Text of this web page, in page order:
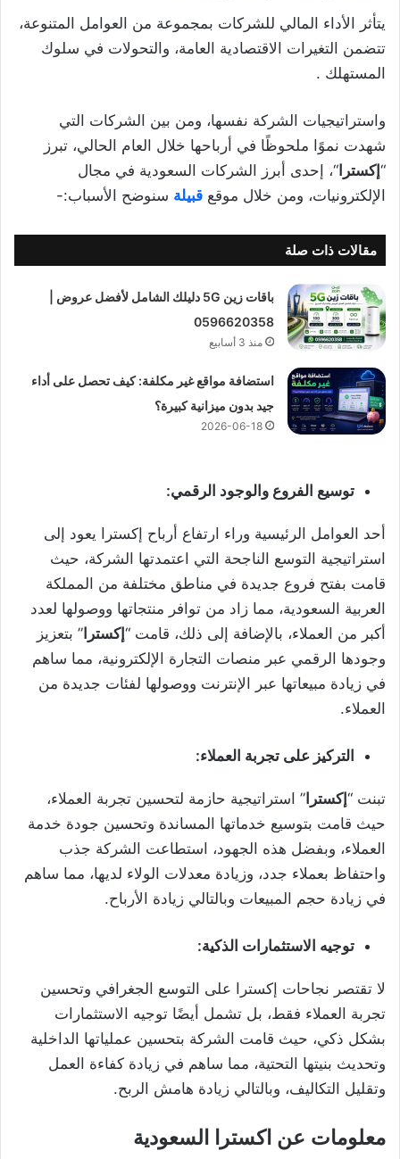
يتأثر الأداء المالي للشركات بمجموعة من العوامل المتنوعة،
تتضمن التغيرات الاقتصادية العامة، والتحولات في سلوك
المستهلك .
واستراتيجيات الشركة نفسها، ومن بين الشركات التي
شهدت نموًا ملحوظًا في أرباحها خلال العام الحالي، تبرز
“إكسترا“، إحدى أبرز الشركات السعودية في مجال
الإلكترونيات، ومن خلال موقع قبيلة سنوضح الأسباب:-
مقالات ذات صلة
باقات زين 5G دليلك الشامل لأفضل عروض |
0596620358
منذ 3 أسابيع
استضافة مواقع غير مكلفة: كيف تحصل على أداء
جيد بدون ميزانية كبيرة؟
2026-06-18
توسيع الفروع والوجود الرقمي:
أحد العوامل الرئيسية وراء ارتفاع أرباح إكسترا يعود إلى
استراتيجية التوسع الناجحة التي اعتمدتها الشركة، حيث
قامت بفتح فروع جديدة في مناطق مختلفة من المملكة
العربية السعودية، مما زاد من توافر منتجاتها ووصولها لعدد
أكبر من العملاء، بالإضافة إلى ذلك، قامت “إكسترا” بتعزيز
وجودها الرقمي عبر منصات التجارة الإلكترونية، مما ساهم
في زيادة مبيعاتها عبر الإنترنت ووصولها لفئات جديدة من
العملاء.
التركيز على تجربة العملاء:
تبنت “إكسترا” استراتيجية حازمة لتحسين تجربة العملاء،
حيث قامت بتوسيع خدماتها المساندة وتحسين جودة خدمة
العملاء، وبفضل هذه الجهود، استطاعت الشركة جذب
واحتفاظ بعملاء جدد، وزيادة معدلات الولاء لديها، مما ساهم
في زيادة حجم المبيعات وبالتالي زيادة الأرباح.
توجيه الاستثمارات الذكية:
لا تقتصر نجاحات إكسترا على التوسع الجغرافي وتحسين
تجربة العملاء فقط، بل تشمل أيضًا توجيه الاستثمارات
بشكل ذكي، حيث قامت الشركة بتحسين عملياتها الداخلية
وتحديث بنيتها التحتية، مما ساهم في زيادة كفاءة العمل
وتقليل التكاليف، وبالتالي زيادة هامش الربح.
معلومات عن اكسترا السعودية